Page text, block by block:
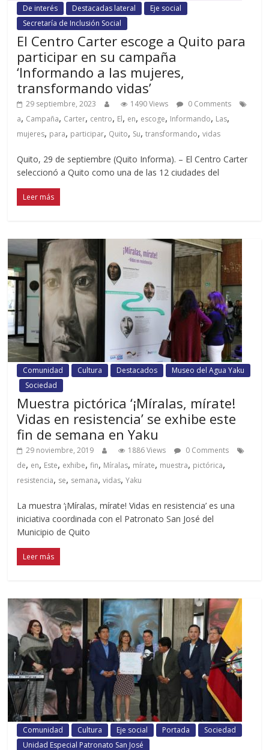
De interés Destacadas lateral
Eje social
Secretaría de Inclusión Social
El Centro Carter escoge a Quito para
participar en su campaña
‘Informando a las mujeres,
transformando vidas’
29 septiembre, 2023 1490 Views
0 Comments
a, Campaña, Carter, centro, El, en, escoge, Informando, Las,
mujeres, para, participar, Quito, Su,transformando,vidas
Quito, 29 de septiembre (Quito Informa). – El Centro Carter
seleccionó a Quito como una de las 12 ciudades del
Leer más
Comunidad Cultura Destacados
Museo del Agua Yaku
Sociedad
Muestra pictórica ‘¡Míralas, mírate!
Vidas en resistencia’ se exhibe este
fin de semana en Yaku
29 noviembre, 2019 1886 Views
0 Comments
de, en, Este, exhibe,fin, Míralas, mírate, muestra, pictórica,
resistencia, se, semana,vidas,Yaku
La muestra ‘¡Míralas, mírate! Vidas en resistencia’ es una
iniciativa coordinada con el Patronato San José del
Municipio de Quito
Leer más
Comunidad Cultura Eje social Portada
Sociedad
Unidad Especial Patronato San José